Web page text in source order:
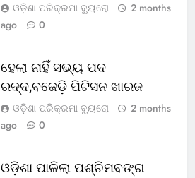
ଓଡ଼ିଶା ପରିକ୍ରମା ବ୍ୟୁରୋ
2 months
ago
0
ହେଲା ନାହିଁ ସଭ୍ୟ ପଦ
ରଦ୍ଦ,ବଜେଡ଼ି ପିଟିସନ ଖାରଜ
ଓଡ଼ିଶା ପରିକ୍ରମା ବ୍ୟୁରୋ
2 months
ago
0
ଓଡ଼ିଶା ପାଳିଲା ପଶ୍ଚିମବଙ୍ଗ